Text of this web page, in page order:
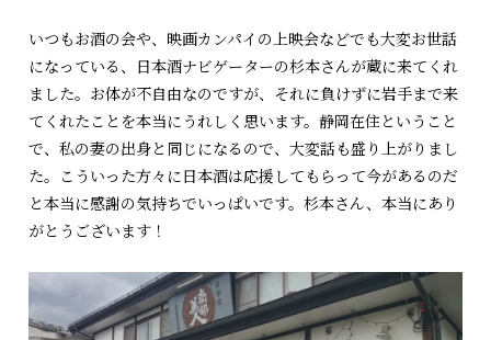
いつもお酒の会や、映画カンパイの上映会などでも大変お世話
になっている、日本酒ナビゲーターの杉本さんが蔵に来てくれ
ました。お体が不自由なのですが、それに負けずに岩手まで来
てくれたことを本当にうれしく思います。静岡在住ということ
で、私の妻の出身と同じになるので、大変話も盛り上がりまし
た。こういった方々に日本酒は応援してもらって今があるのだ
と本当に感謝の気持ちでいっぱいです。杉本さん、本当にあり
がとうございます！